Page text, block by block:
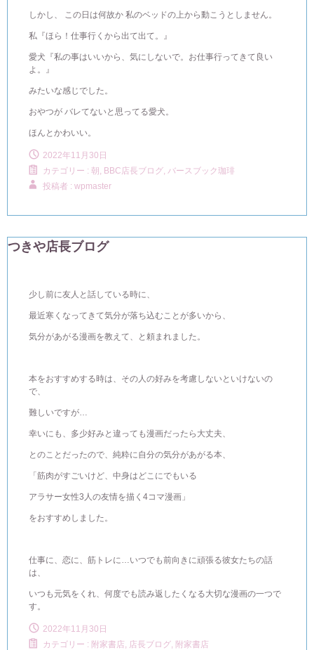
しかし、 この日は何故か 私のベッドの上から動こうとしません。
私『ほら！仕事行くから出て出て。』
愛犬『私の事はいいから、気にしないで。お仕事行ってきて良い
よ。』
みたいな感じでした。
おやつが バレてないと思ってる愛犬。
ほんとかわいい。
2022年11月30日
カテゴリー : 朝, BBC店長ブログ, バースブック珈琲
投稿者 : wpmaster
つきや店長ブログ
少し前に友人と話している時に、
最近寒くなってきて気分が落ち込むことが多いから、
気分があがる漫画を教えて、と頼まれました。
本をおすすめする時は、その人の好みを考慮しないといけないの
で、
難しいですが…
幸いにも、多少好みと違っても漫画だったら大丈夫、
とのことだったので、純粋に自分の気分があがる本、
「筋肉がすごいけど、中身はどこにでもいる
アラサー女性3人の友情を描く4コマ漫画」
をおすすめしました。
仕事に、恋に、筋トレに…いつでも前向きに頑張る彼女たちの話
は、
いつも元気をくれ、何度でも読み返したくなる大切な漫画の一つで
す。
2022年11月30日
カテゴリー : 附家書店, 店長ブログ, 附家書店